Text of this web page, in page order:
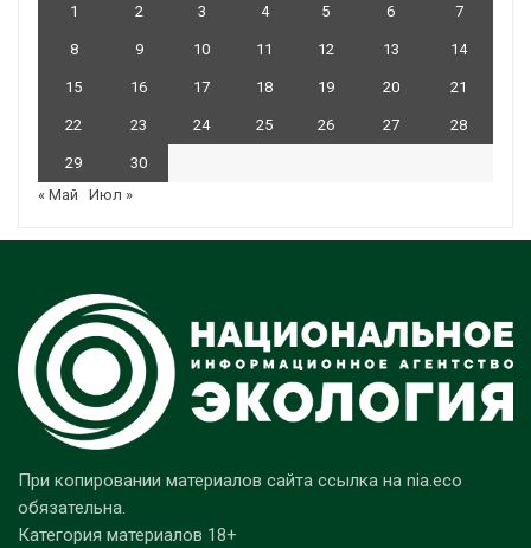
1 2 3 4 5 6 7
8 9 10 11 12 13 14
15 16 17 18 19 20 21
22 23 24 25 26 27 28
29
30
« Май
Июл »
При копировании материалов сайта ссылка на nia.eco
обязательна.
Категория материалов 18+